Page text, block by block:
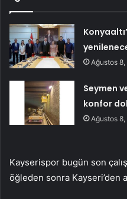
Ağustos
Seymen
konfor
Ağustos
Kayserispor bugün son
öğleden sonra Kayseri’den